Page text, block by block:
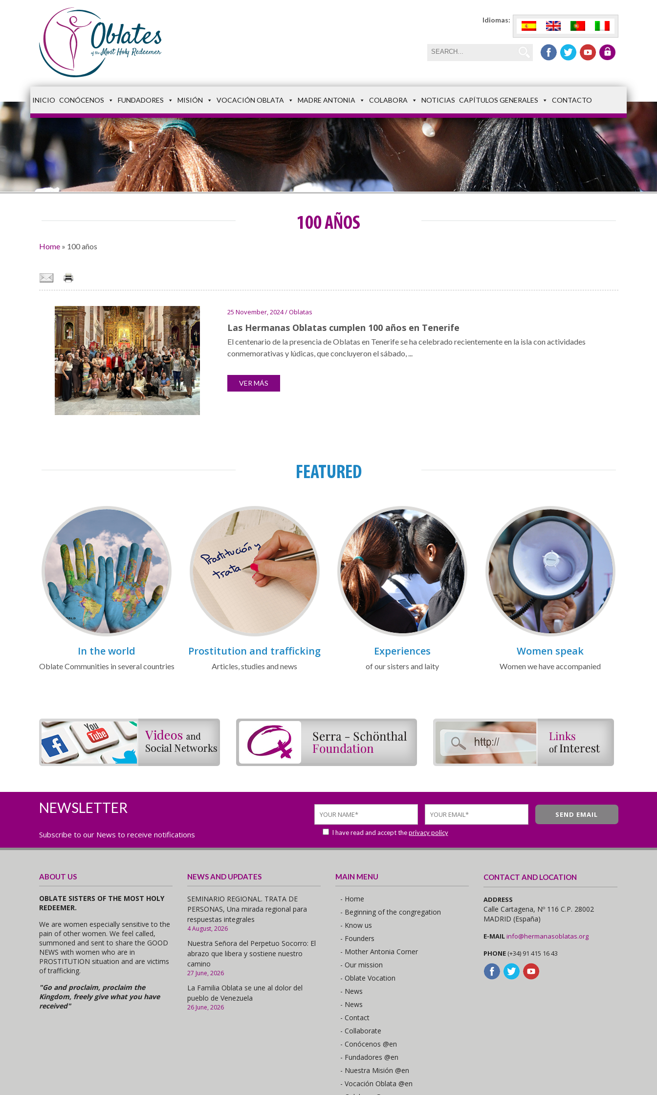
Idiomas:
INICIO CONÓCENOS FUNDADORES MISIÓN VOCACIÓN OBLATA MADRE ANTONIA COLABORA NOTICIAS CAPÍTULOS GENERALES CONTACTO
100 AÑOS
Home» 100 años
25 November, 2024 / Oblatas
Las Hermanas Oblatas cumplen 100 años en Tenerife
El centenario de la presencia de Oblatas en Tenerife se ha celebrado recientemente en la isla con actividades
conmemorativas y lúdicas, que concluyeron el sábado, ...
VER MÁS
FEATURED
In the world
Oblate Communities in several countries
Prostitution and trafficking
Articles, studies and news
Experiences
of our sisters and laity
Women speak
Women we have accompanied
NEWSLETTER
Subscribe to our News to receive notifications I have read and accept theprivacy policy
ABOUT US
OBLATE SISTERS OF THE MOST HOLY
REDEEMER.
We are women especially sensitive to the
pain of other women. We feel called,
summoned and sent to share the GOOD
NEWS with women who are in
PROSTITUTION situation and are victims
of trafficking.
"Go and proclaim, proclaim the
Kingdom, freely give what you have
received"
NEWS AND UPDATES
SEMINARIO REGIONAL. TRATA DE
PERSONAS, Una mirada regional para
respuestas integrales
4 August, 2026
Nuestra Señora del Perpetuo Socorro: El
abrazo que libera y sostiene nuestro
camino
27 June, 2026
La Familia Oblata se une al dolor del
pueblo de Venezuela
26 June, 2026
MAIN MENU
- Home
- Beginning of the congregation
- Know us
- Founders
- Mother Antonia Corner
- Our mission
- Oblate Vocation
- News
- News
- Contact
- Collaborate
- Conócenos @en
- Fundadores @en
- Nuestra Misión @en
- Vocación Oblata @en
CONTACT AND LOCATION
ADDRESS
Calle Cartagena, Nº 116 C.P. 28002
MADRID (España)
E-MAILinfo@hermanasoblatas.org
PHONE (+34) 91 415 16 43